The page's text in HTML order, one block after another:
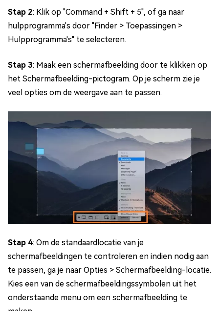
Stap 2: Klik op "Command + Shift + 5", of ga naar
hulpprogramma's door "Finder > Toepassingen >
Hulpprogramma's" te selecteren.
Stap 3: Maak een schermafbeelding door te klikken op
het Schermafbeelding-pictogram. Op je scherm zie je
veel opties om de weergave aan te passen.
Stap 4: Om de standaardlocatie van je
schermafbeeldingen te controleren en indien nodig aan
te passen, ga je naar Opties > Schermafbeelding-locatie.
Kies een van de schermafbeeldingssymbolen uit het
onderstaande menu om een schermafbeelding te